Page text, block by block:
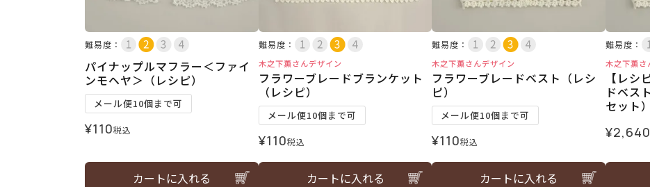
難易度：
パイナップルマフラー＜ファイ
ンモヘヤ＞（レシピ）
メール便10個まで可
¥110税込
カートに入れる
難易度：
木之下薫さんデザイン
フラワーブレードブランケット
（レシピ）
メール便10個まで可
¥110税込
カートに入れる
難易度：
木之下薫さんデザイン
フラワーブレードベスト（レシ
ピ）
メール便10個まで可
¥110税込
カートに入れる
難易度：
木之下薫さ
【レシ
ドベス
セット）
¥